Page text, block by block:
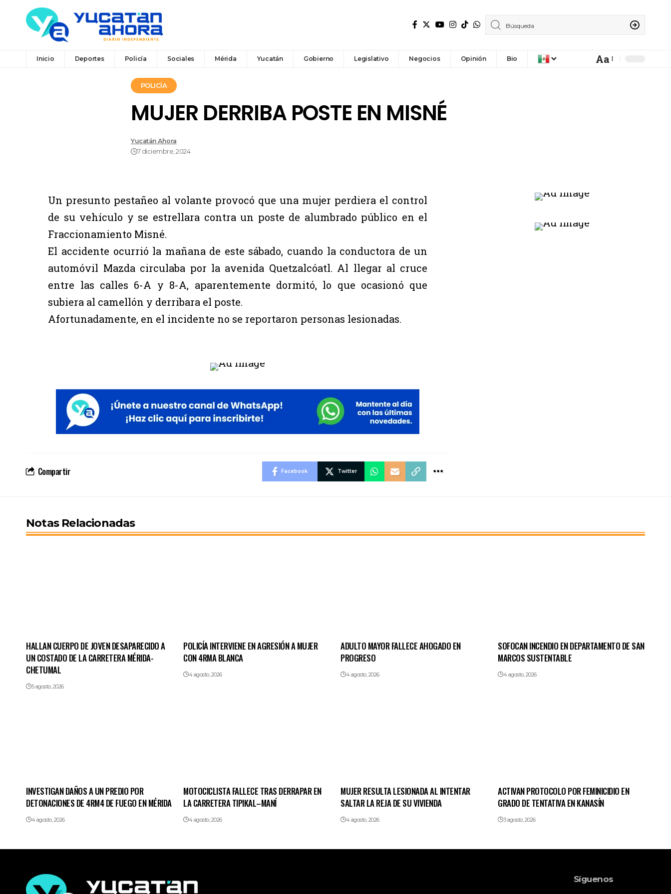
Inicio Deportes Policía Sociales Mérida Yucatán Gobierno Legislativo Negocios Opinión Bio Aa
POLICÍA
MUJER DERRIBA POSTE EN MISNÉ
Yucatán Ahora
7 diciembre, 2024
Un presunto pestañeo al volante provocó que una mujer perdiera el control
de su vehículo y se estrellara contra un poste de alumbrado público en el
Fraccionamiento Misné.
El accidente ocurrió la mañana de este sábado, cuando la conductora de un
automóvil Mazda circulaba por la avenida Quetzalcóatl. Al llegar al cruce
entre las calles 6-A y 8-A, aparentemente dormitó, lo que ocasionó que
subiera al camellón y derribara el poste.
Afortunadamente, en el incidente no se reportaron personas lesionadas.
Compartir Facebook Twitter
Notas Relacionadas
HALLAN CUERPO DE JOVEN DESAPARECIDO A
UN COSTADO DE LA CARRETERA MÉRIDA-
CHETUMAL
5 agosto, 2026
POLICÍA INTERVIENE EN AGRESIÓN A MUJER
CON 4RMA BLANCA
4 agosto, 2026
ADULTO MAYOR FALLECE AHOGADO EN
PROGRESO
4 agosto, 2026
SOFOCAN INCENDIO EN DEPARTAMENTO DE SAN
MARCOS SUSTENTABLE
4 agosto, 2026
INVESTIGAN DAÑOS A UN PREDIO POR
DETONACIONES DE 4RM4 DE FUEGO EN MÉRIDA
4 agosto, 2026
MOTOCICLISTA FALLECE TRAS DERRAPAR EN
LA CARRETERA TIPIKAL–MANÍ
4 agosto, 2026
MUJER RESULTA LESIONADA AL INTENTAR
SALTAR LA REJA DE SU VIVIENDA
4 agosto, 2026
ACTIVAN PROTOCOLO POR FEMINICIDIO EN
GRADO DE TENTATIVA EN KANASÍN
3 agosto, 2026
Síguenos